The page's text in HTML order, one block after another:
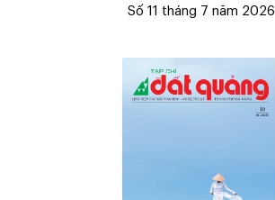
Số 11 tháng 7 năm 2026